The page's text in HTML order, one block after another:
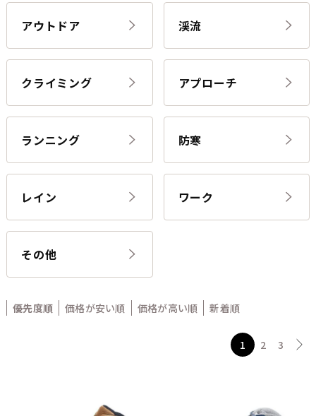
アウトドア 渓流
クライミング アプローチ
ランニング 防寒
レイン ワーク
その他
優先度順 価格が安い順 価格が高い順 新着順
1 2 3